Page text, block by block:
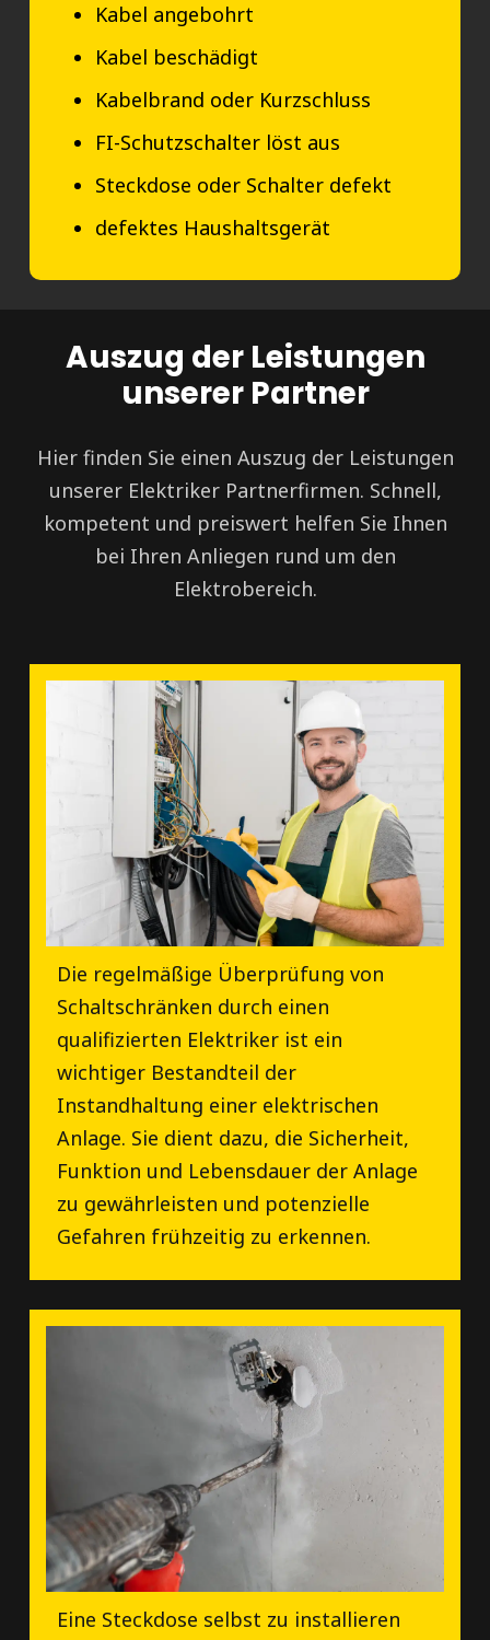
Kabel angebohrt
Kabel beschädigt
Kabelbrand oder Kurzschluss
FI-Schutzschalter löst aus
Steckdose oder Schalter defekt
defektes Haushaltsgerät
Auszug der Leistungen
unserer Partner
Hier finden Sie einen Auszug der Leistungen
unserer Elektriker Partnerfirmen. Schnell,
kompetent und preiswert helfen Sie Ihnen
bei Ihren Anliegen rund um den
Elektrobereich.
Die regelmäßige Überprüfung von
Schaltschränken durch einen
qualifizierten Elektriker ist ein
wichtiger Bestandteil der
Instandhaltung einer elektrischen
Anlage. Sie dient dazu, die Sicherheit,
Funktion und Lebensdauer der Anlage
zu gewährleisten und potenzielle
Gefahren frühzeitig zu erkennen.
Eine Steckdose selbst zu installieren